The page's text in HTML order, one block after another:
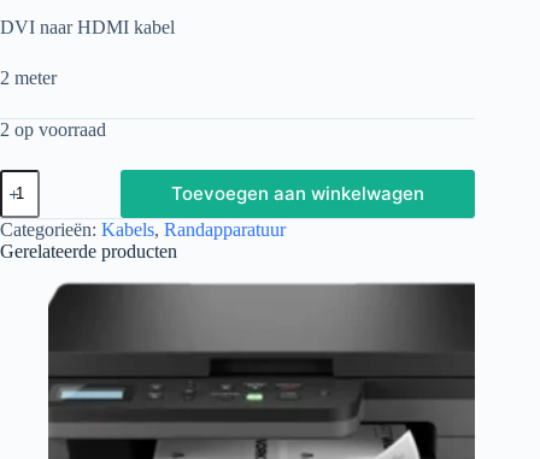
DVI naar HDMI kabel
2 meter
2 op voorraad
DVI
naar
HDMI
kabel
aantal
Toevoegen aan winkelwagen
Categorieën: Kabels, Randapparatuur
Gerelateerde producten